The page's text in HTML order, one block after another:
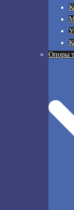
Опоры